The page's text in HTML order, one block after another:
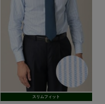
スリムフィット